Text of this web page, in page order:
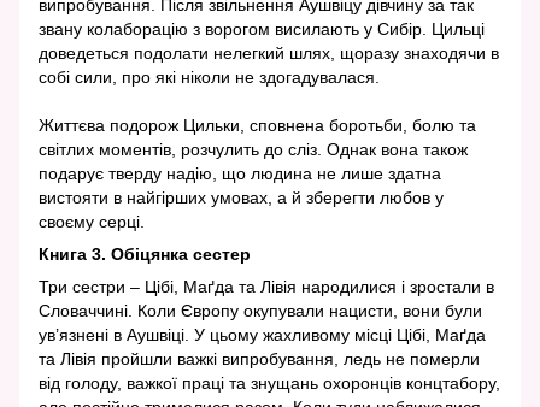
випробування. Після звільнення Аушвіцу дівчину за так
звану колаборацію з ворогом висилають у Сибір. Цильці
доведеться подолати нелегкий шлях, щоразу знаходячи в
собі сили, про які ніколи не здогадувалася.
Життєва подорож Цильки, сповнена боротьби, болю та
світлих моментів, розчулить до сліз. Однак вона також
подарує тверду надію, що людина не лише здатна
вистояти в найгірших умовах, а й зберегти любов у
своєму серці.
Книга 3. Обіцянка сестер
Три сестри – Цібі, Маґда та Лівія народилися і зростали в
Словаччині. Коли Європу окупували нацисти, вони були
ув’язнені в Аушвіці. У цьому жахливому місці Цібі, Маґда
та Лівія пройшли важкі випробування, ледь не померли
від голоду, важкої праці та знущань охоронців концтабору,